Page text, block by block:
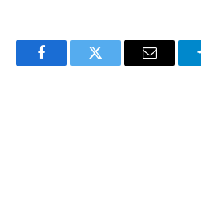
FacebookTwitter Email